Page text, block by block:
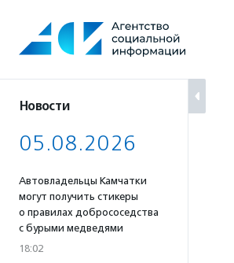
содержанию
Новости
05.08.2026
Автовладельцы Камчатки
могут получить стикеры
о правилах добрососедства
с бурыми медведями
18:02